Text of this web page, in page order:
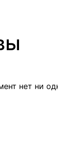
нет ни